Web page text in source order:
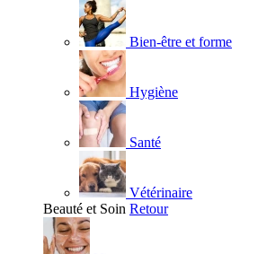
Bien-être et forme
Hygiène
Santé
Vétérinaire
Beauté et Soin Retour